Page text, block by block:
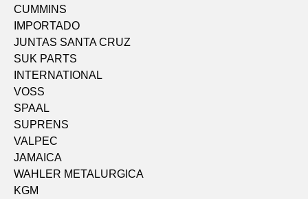
CUMMINS
IMPORTADO
JUNTAS SANTA CRUZ
SUK PARTS
INTERNATIONAL
VOSS
SPAAL
SUPRENS
VALPEC
JAMAICA
WAHLER METALURGICA
KGM